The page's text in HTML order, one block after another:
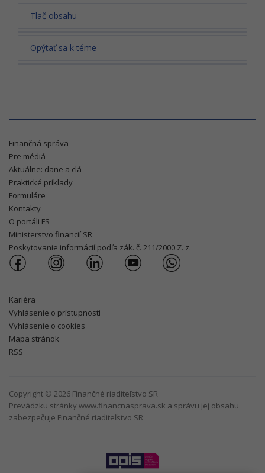
Tlač obsahu
Opýtať sa k téme
Finančná správa
Pre médiá
Aktuálne: dane a clá
Praktické príklady
Formuláre
Kontakty
O portáli FS
Ministerstvo financií SR
Poskytovanie informácií podľa zák. č. 211/2000 Z. z.
Kariéra
Vyhlásenie o prístupnosti
Vyhlásenie o cookies
Mapa stránok
RSS
Copyright © 2026 Finančné riaditeľstvo SR
Prevádzku stránky www.financnasprava.sk a správu jej obsahu
zabezpečuje Finančné riaditeľstvo SR